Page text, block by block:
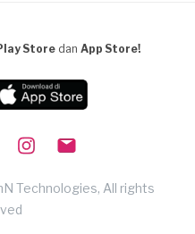
Store dan App Store!
Technologies, All rights